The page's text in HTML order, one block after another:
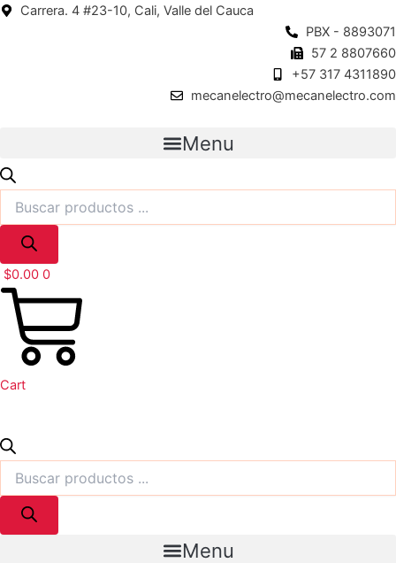
Ir
Carrera. 4 #23-10, Cali, Valle del Cauca
PBX - 8893071
57 2 8807660
+57 317 4311890
mecanelectro@mecanelectro.com
Menu
Búsqueda
$0.00 0
Cart
Búsqueda
Menu